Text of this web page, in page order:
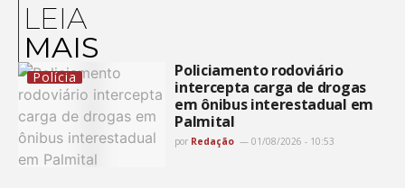
LEIA
MAIS
Polícia
Policiamento rodoviário
intercepta carga de drogas
em ônibus interestadual em
Palmital
por Redação 01/08/2026 - 10:53